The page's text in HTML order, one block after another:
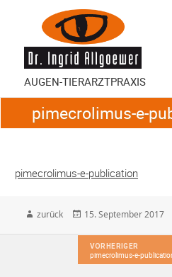
AUGEN-TIERARZTPRAXIS
pimecrolimus-e-
pimecrolimus-e-publication
back
zurück
Veröffentlicht
15. September 2017
VORHERIGER
Vorheriger
pimecrolimus-e-